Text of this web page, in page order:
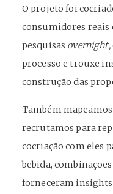
O projeto foi
consumidores reais
pesquisas overnight,
processo e trouxe
construção das
Também
recrutamos para
cocriação com eles
bebida,
forneceram